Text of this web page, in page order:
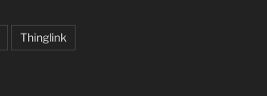
Thinglink